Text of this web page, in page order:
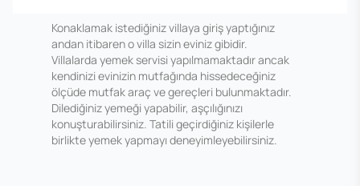
Konaklamak istediğiniz villaya giriş yaptığınız
andan itibaren o villa sizin eviniz gibidir.
Villalarda yemek servisi yapılmamaktadır ancak
kendinizi evinizin mutfağında hissedeceğiniz
ölçüde mutfak araç ve gereçleri bulunmaktadır.
Dilediğiniz yemeği yapabilir, aşçılığınızı
konuşturabilirsiniz. Tatili geçirdiğiniz kişilerle
birlikte yemek yapmayı deneyimleyebilirsiniz.